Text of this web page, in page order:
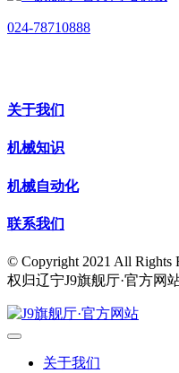
024-78710888
关于我们
机械知识
机械自动化
联系我们
© Copyright 2021 All Rights
权归辽宁J9旗舰厅·官方网
关于我们